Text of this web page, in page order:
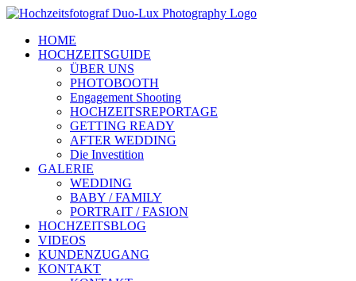
Zum
springenHOME
HOCHZEITSGUIDE
ÜBER UNS
PHOTOBOOTH
Engagement Shooting
HOCHZEITSREPORTAGE
GETTING READY
AFTER WEDDING
Die Investition
GALERIE
WEDDING
BABY / FAMILY
PORTRAIT / FASION
HOCHZEITSBLOG
VIDEOS
KUNDENZUGANG
KONTAKT